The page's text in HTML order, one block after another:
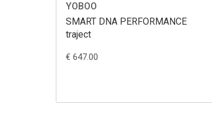
YOBOO
SMART DNA PERFORMANCE
traject
€ 647.00